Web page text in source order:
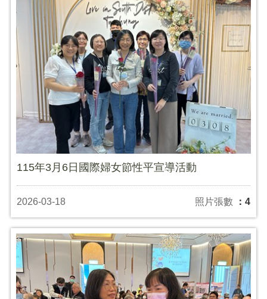
115年3月6日國際婦女節性平宣導活動
2026-03-18 照片張數 ：4